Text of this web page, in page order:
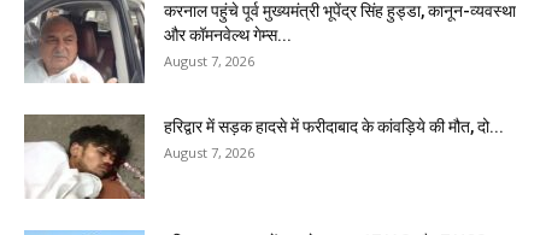
करनाल पहुंचे पूर्व मुख्यमंत्री भूपेंद्र सिंह हुड्डा, कानून-व्यवस्था
और कॉमनवेल्थ गेम्स...
August 7, 2026
हरिद्वार में सड़क हादसे में फरीदाबाद के कांवड़िये की मौत, दो...
August 7, 2026